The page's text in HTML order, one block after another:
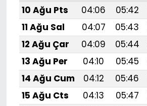
10 Ağu Pts
04:06 05:42
11 Ağu Sal
04:07 05:43
12 Ağu Çar
04:09 05:44
13 Ağu Per
04:10 05:45
14 Ağu Cum
04:12 05:46
15 Ağu Cts
04:13 05:47